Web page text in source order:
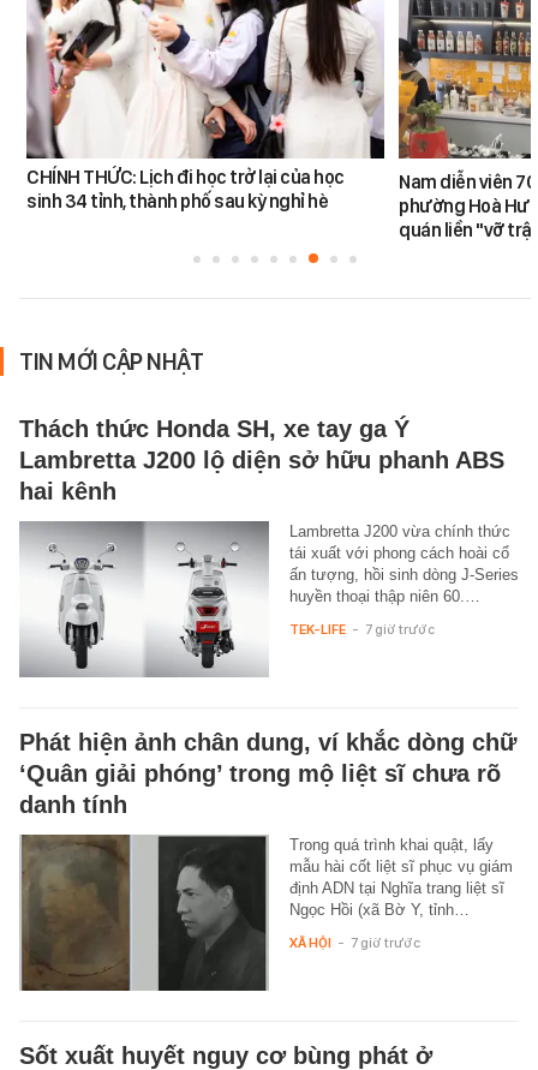
CHÍNH THỨC: Lịch đi học trở lại của học
sinh 34 tỉnh, thành phố sau kỳ nghỉ hè
Nam diễn viên
phường Hoà
quán liền "vỡ
TIN MỚI CẬP NHẬT
Thách thức Honda SH, xe tay ga Ý
Lambretta J200 lộ diện sở hữu phanh ABS
hai kênh
Lambretta J200 vừa chính thức
tái xuất với phong cách hoài cổ
ấn tượng, hồi sinh dòng J-Series
huyền thoại thập niên 60.…
TEK-LIFE - 7 giờ trước
Phát hiện ảnh chân dung, ví khắc dòng chữ
‘Quân giải phóng’ trong mộ liệt sĩ chưa rõ
danh tính
Trong quá trình khai quật, lấy
mẫu hài cốt liệt sĩ phục vụ giám
định ADN tại Nghĩa trang liệt sĩ
Ngọc Hồi (xã Bờ Y, tỉnh…
XÃ HỘI - 7 giờ trước
Sốt xuất huyết nguy cơ bùng phát ở